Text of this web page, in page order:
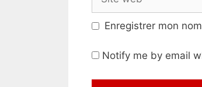
web
Enregistrer mon
Notify me by email